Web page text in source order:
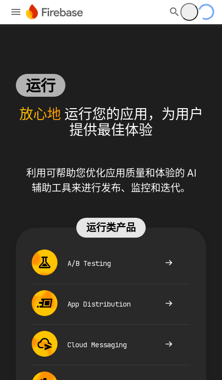
运行
放心地 运行您的应用，为用户
提供最佳体验
利用可帮助您优化应用质量和体验的 AI
辅助工具来进行发布、监控和迭代。
运行类产品
A/B Testing
App Distribution
Cloud Messaging